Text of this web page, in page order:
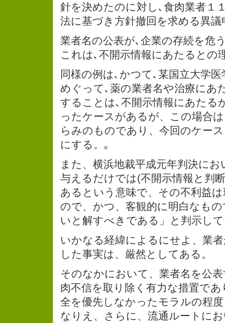
針を決めたのに対し､食肉業者１
法に基づき方針撤回を求める異
業者名の公表が､企業の存続を危
これは､不開示情報にあたるとの
同様の例は､かつて､某国立大学
めぐって､薬の業者名や治療にあ
することは､不開示情報にあたる
ったケースがあるが、この場合
らみのものであり、今回のケー
にする。｡
また、横浜地裁平成元年判決に
与えるだけでは(不開示情報と判
あるという意味で、その不利益
ので、かつ、客観的に明白なも
いと解すべきである」と判示し
いかなる経緯によるにせよ、業
した事実は、厳然としてある。
そのなかにおいて、業者名を公
肉不信を取り除く有力な措置で
全を優先しなかったモラルの程
なりえ、さらに、流通ルートに